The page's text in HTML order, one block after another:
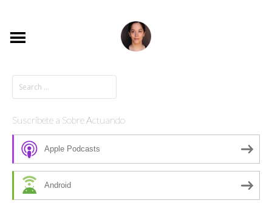
Suscríbete a Sobre Actuando
Apple Podcasts
Android